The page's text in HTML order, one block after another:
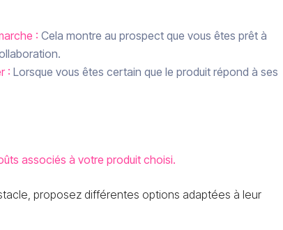
: Cela montre au prospect que vous êtes prêt à
: Lorsque vous êtes certain que le produit répond à ses
associés à votre produit choisi.
proposez différentes options adaptées à leur